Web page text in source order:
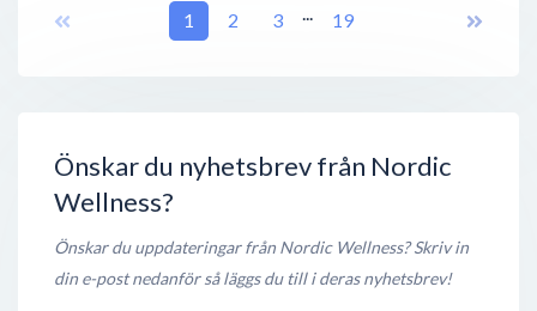
Önskar du nyhetsbrev från Nordic
Wellness?
Önskar du uppdateringar från Nordic Wellness? Skriv in
din e-post nedanför så läggs du till i deras nyhetsbrev!
234 35Lomma
Öppet nu
Nordic Wellness
Storemyrsvägen 5,457 31Tanumshede
Öppet nu
1 2 3 ... 19